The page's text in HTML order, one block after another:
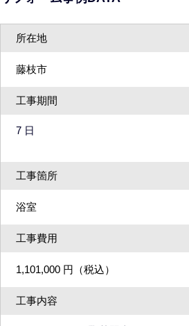
所在地
藤枝市
工事期間
7 日
工事箇所
浴室
工事費用
1,101,000 円（税込）
工事内容